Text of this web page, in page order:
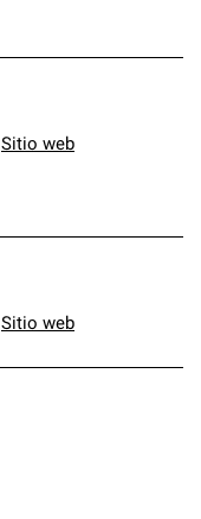
Sitio web
Sitio web